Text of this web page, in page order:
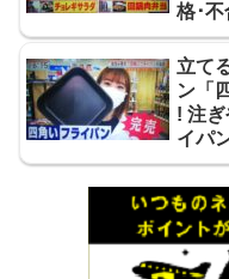
格･不
立て
ン「
! 注
イパ